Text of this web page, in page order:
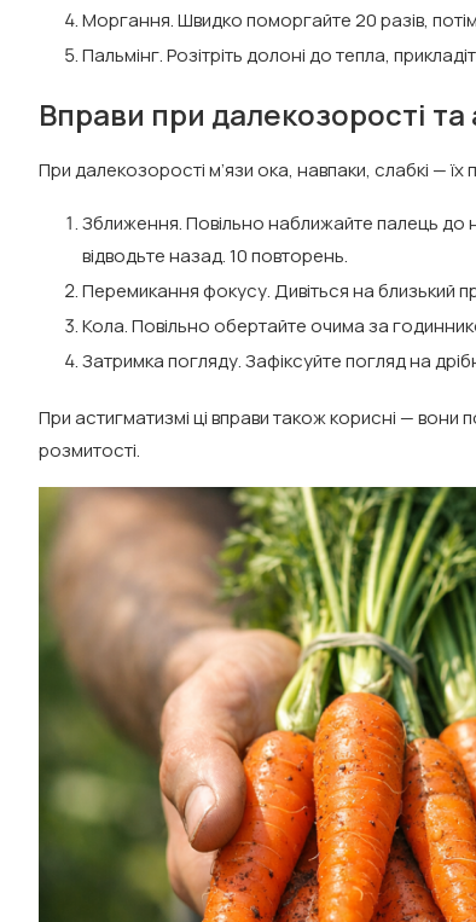
Моргання. Швидко поморгайте 20 разів,
Пальмінг. Розітріть долоні до тепла,
Вправи при далекозорості та
При далекозорості м’язи ока, навпаки, слабкі — їх
Зближення. Повільно наближайте палець до
відводьте назад. 10 повторень.
Перемикання фокусу. Дивіться на близький
Кола. Повільно обертайте очима за
Затримка погляду. Зафіксуйте погляд на
При астигматизмі ці вправи також корисні — вони
розмитості.